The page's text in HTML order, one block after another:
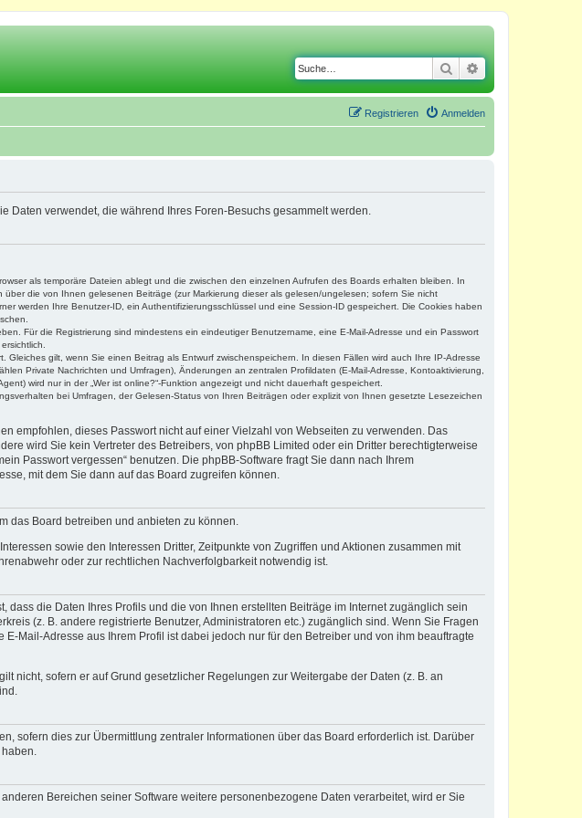
Suche
Anmelden
Registrieren
Daten verwendet, die während Ihres Foren-Besuchs gesammelt werden.
als temporäre Dateien ablegt und die zwischen den einzelnen Aufrufen des Boards erhalten bleiben. In
die von Ihnen gelesenen Beiträge (zur Markierung dieser als gelesen/ungelesen; sofern Sie nicht
werden Ihre Benutzer-ID, ein Authentifizierungsschlüssel und eine Session-ID gespeichert. Die Cookies haben
Für die Registrierung sind mindestens ein eindeutiger Benutzername, eine E-Mail-Adresse und ein Passwort
gilt, wenn Sie einen Beitrag als Entwurf zwischenspeichern. In diesen Fällen wird auch Ihre IP-Adresse
Private Nachrichten und Umfragen), Änderungen an zentralen Profildaten (E-Mail-Adresse, Kontoaktivierung,
wird nur in der „Wer ist online?“-Funktion angezeigt und nicht dauerhaft gespeichert.
bei Umfragen, der Gelesen-Status von Ihren Beiträgen oder explizit von Ihnen gesetzte Lesezeichen
empfohlen, dieses Passwort nicht auf einer Vielzahl von Webseiten zu verwenden. Das
wird Sie kein Vertreter des Betreibers, von phpBB Limited oder ein Dritter berechtigterweise
Passwort vergessen“ benutzen. Die phpBB-Software fragt Sie dann nach Ihrem
mit dem Sie dann auf das Board zugreifen können.
das Board betreiben und anbieten zu können.
sowie den Interessen Dritter, Zeitpunkte von Zugriffen und Aktionen zusammen mit
oder zur rechtlichen Nachverfolgbarkeit notwendig ist.
die Daten Ihres Profils und die von Ihnen erstellten Beiträge im Internet zugänglich sein
(z. B. andere registrierte Benutzer, Administratoren etc.) zugänglich sind. Wenn Sie Fragen
Mail-Adresse aus Ihrem Profil ist dabei jedoch nur für den Betreiber und von ihm beauftragte
nicht, sofern er auf Grund gesetzlicher Regelungen zur Weitergabe der Daten (z. B. an
sofern dies zur Übermittlung zentraler Informationen über das Board erforderlich ist. Darüber
Bereichen seiner Software weitere personenbezogene Daten verarbeitet, wird er Sie